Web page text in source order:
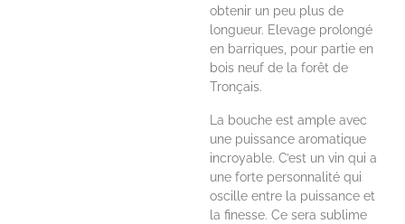
obtenir un peu plus de
longueur. Elevage prolongé
en barriques, pour partie en
bois neuf de la forêt de
Tronçais.
La bouche est ample avec
une puissance aromatique
incroyable. C’est un vin qui a
une forte personnalité qui
oscille entre la puissance et
la finesse. Ce sera sublime